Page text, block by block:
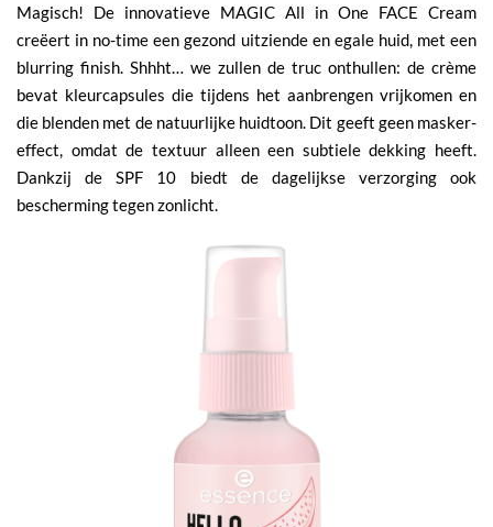
Magisch! De innovatieve MAGIC All in One FACE Cream
creëert in no-time een gezond uitziende en egale huid, met een
blurring finish. Shhht… we zullen de truc onthullen: de crème
bevat kleurcapsules die tijdens het aanbrengen vrijkomen en
die blenden met de natuurlijke huidtoon. Dit geeft geen masker-
effect, omdat de textuur alleen een subtiele dekking heeft.
Dankzij de SPF 10 biedt de dagelijkse verzorging ook
bescherming tegen zonlicht.